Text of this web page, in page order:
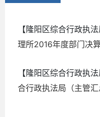
【隆阳区综合行政执法
理所2016年度部门决
【隆阳区综合行政执法
合行政执法局（主管